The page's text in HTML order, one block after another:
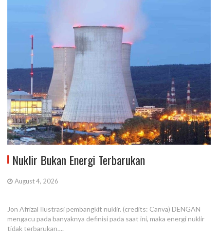
Nuklir Bukan Energi Terbarukan
August 4, 2026
Jon Afrizal Ilustrasi pembangkit nuklir. (credits: Canva) DENGAN
mengacu pada banyaknya definisi pada saat ini, maka energi nuklir
tidak terbarukan….